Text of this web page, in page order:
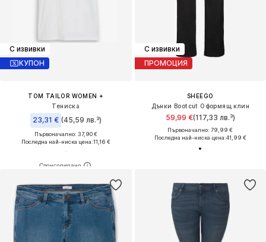
С извивки
КУПОН
TOM TAILOR WOMEN +
Тениска
23,31 € (45,59 лв.³)
Първоначално: 37,90 €
Последна най-ниска цена:11,16 €
С извивки
ПРОМОЦИЯ
SHEEGO
Дънки Bootcut Оформящ клин
59,99 €(117,33 лв.³)
Първоначално: 79,99 €
Последна най-ниска цена:41,99 €